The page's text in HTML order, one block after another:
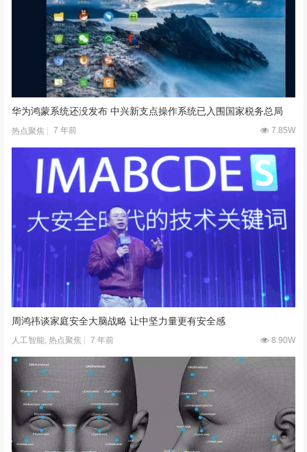
华为鸿蒙系统还没发布 中兴新支点操作系统已入围国家税务总局
热点聚焦 7 年前 7.85W
周鸿祎谈家庭安全大脑战略 让中坚力量更有安全感
人工智能,热点聚焦 7 年前 8.90W